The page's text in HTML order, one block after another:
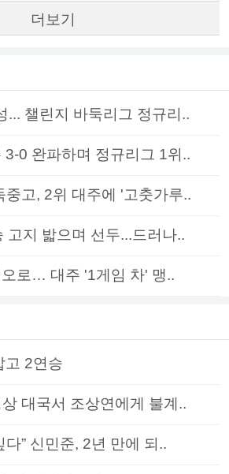
더보기
... 챌린지 바둑리그 정규리..
3-0 완파하며 정규리그 1위..
고, 2위 대주에 '고춧가루..
고지 밟으며 선두...드러나..
로… 대주 '1게임 차' 맹..
고 2연승
대국서 조상연에게 불계..
다” 신민준, 2년 만에 되..